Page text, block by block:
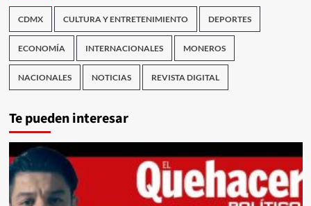
CDMX CULTURA Y ENTRETENIMIENTO DEPORTES
ECONOMÍA INTERNACIONALES MONEROS
NACIONALES NOTICIAS REVISTA DIGITAL
Te pueden interesar